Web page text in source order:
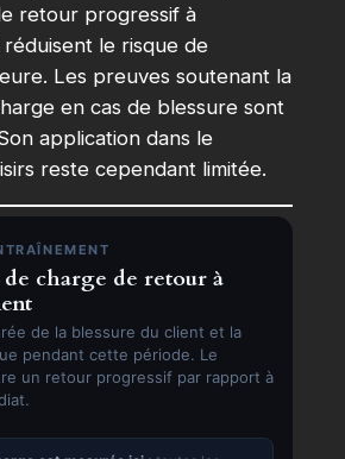
retour progressif à
réduisent le risque de
Les preuves soutenant la
en cas de blessure sont
application dans le
reste cependant limitée.
charge de retour à
de la blessure du client et la
pendant cette période. Le
un retour progressif par rapport à